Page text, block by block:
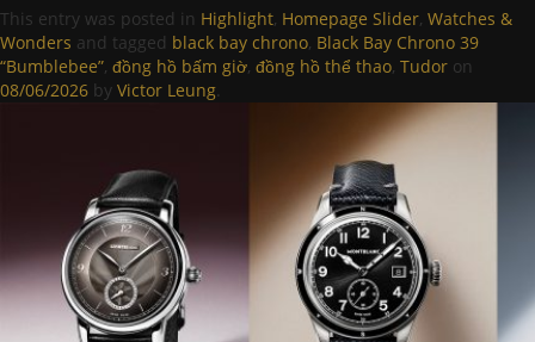
This entry was posted in Highlight, Homepage Slider, Watches &
Wonders and tagged black bay chrono, Black Bay Chrono 39
“Bumblebee”, đồng hồ bấm giờ, đồng hồ thể thao, Tudor on
08/06/2026 by Victor Leung.